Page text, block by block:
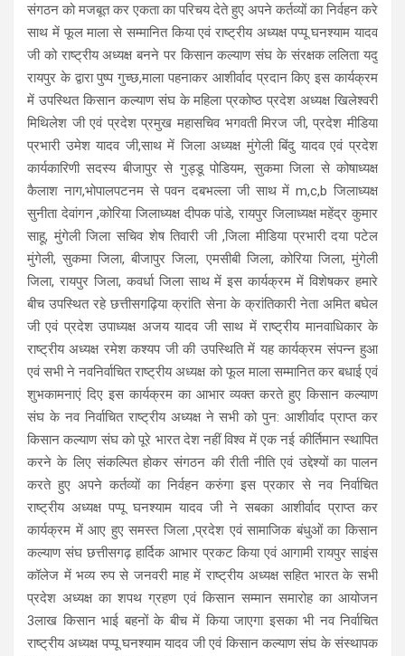
संगठन को मजबूत कर एकता का परिचय देते हुए अपने कर्तव्यों का निर्वहन करे
साथ में फूल माला से सम्मानित किया एवं राष्ट्रीय अध्यक्ष पप्पू घनश्याम यादव
जी को राष्ट्रीय अध्यक्ष बनने पर किसान कल्याण संघ के संरक्षक ललिता यदु
रायपुर के द्वारा पुष्प गुच्छ,माला पहनाकर आशीर्वाद प्रदान किए इस कार्यक्रम
में उपस्थित किसान कल्याण संघ के महिला प्रकोष्ठ प्रदेश अध्यक्ष खिलेश्वरी
मिथिलेश जी एवं प्रदेश प्रमुख महासचिव भगवती मिरज जी, प्रदेश मीडिया
प्रभारी उमेश यादव जी,साथ में जिला अध्यक्ष मुंगेली बिंदु यादव एवं प्रदेश
कार्यकारिणी सदस्य बीजापुर से गुड्डू पोडियम, सुकमा जिला से कोषाध्यक्ष
कैलाश नाग,भोपालपटनम से पवन दबभल्ला जी साथ में m,c,b जिलाध्यक्ष
सुनीता देवांगन ,कोरिया जिलाध्यक्ष दीपक पांडे, रायपुर जिलाध्यक्ष महेंद्र कुमार
साहू, मुंगेली जिला सचिव शेष तिवारी जी ,जिला मीडिया प्रभारी दया पटेल
मुंगेली, सुकमा जिला, बीजापुर जिला, एमसीबी जिला, कोरिया जिला, मुंगेली
जिला, रायपुर जिला, कवर्धा जिला साथ में इस कार्यक्रम में विशेषकर हमारे
बीच उपस्थित रहे छत्तीसगढ़िया क्रांति सेना के क्रांतिकारी नेता अमित बघेल
जी एवं प्रदेश उपाध्यक्ष अजय यादव जी साथ में राष्ट्रीय मानवाधिकार के
राष्ट्रीय अध्यक्ष रमेश कश्यप जी की उपस्थिति में यह कार्यक्रम संपन्न हुआ
एवं सभी ने नवनिर्वाचित राष्ट्रीय अध्यक्ष को फूल माला सम्मानित कर बधाई एवं
शुभकामनाएं दिए इस कार्यक्रम का आभार व्यक्त करते हुए किसान कल्याण
संघ के नव निर्वाचित राष्ट्रीय अध्यक्ष ने सभी को पुन: आशीर्वाद प्राप्त कर
किसान कल्याण संघ को पूरे भारत देश नहीं विश्व में एक नई कीर्तिमान स्थापित
करने के लिए संकल्पित होकर संगठन की रीती नीति एवं उद्देश्यों का पालन
करते हुए अपने कर्तव्यों का निर्वहन करुंगा इस प्रकार से नव निर्वाचित
राष्ट्रीय अध्यक्ष पप्पू घनश्याम यादव जी ने सबका आशीर्वाद प्राप्त कर
कार्यक्रम में आए हुए समस्त जिला ,प्रदेश एवं सामाजिक बंधुओं का किसान
कल्याण संघ छत्तीसगढ़ हार्दिक आभार प्रकट किया एवं आगामी रायपुर साइंस
कॉलेज में भव्य रुप से जनवरी माह में राष्ट्रीय अध्यक्ष सहित भारत के सभी
प्रदेश अध्यक्ष का शपथ ग्रहण एवं किसान सम्मान समारोह का आयोजन
3लाख किसान भाई बहनों के बीच में किया जाएगा इसका भी नव निर्वाचित
राष्ट्रीय अध्यक्ष पप्पू घनश्याम यादव जी एवं किसान कल्याण संघ के संस्थापक